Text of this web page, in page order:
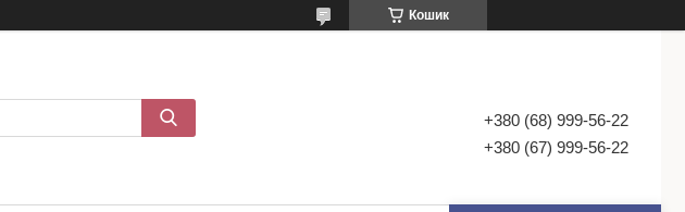
Кошик
+380 (68) 999-56-22
+380 (67) 999-56-22